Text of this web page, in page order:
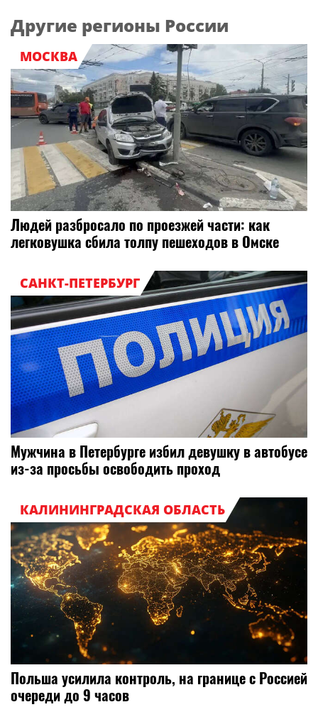
Другие регионы России
МОСКВА
Людей разбросало по проезжей части: как
легковушка сбила толпу пешеходов в Омске
САНКТ-ПЕТЕРБУРГ
Мужчина в Петербурге избил девушку в автобусе
из-за просьбы освободить проход
КАЛИНИНГРАДСКАЯ ОБЛАСТЬ
Польша усилила контроль, на границе с Россией
очереди до 9 часов